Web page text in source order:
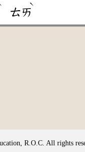
ㄊㄞ
ˋ
R.O.C. All rights